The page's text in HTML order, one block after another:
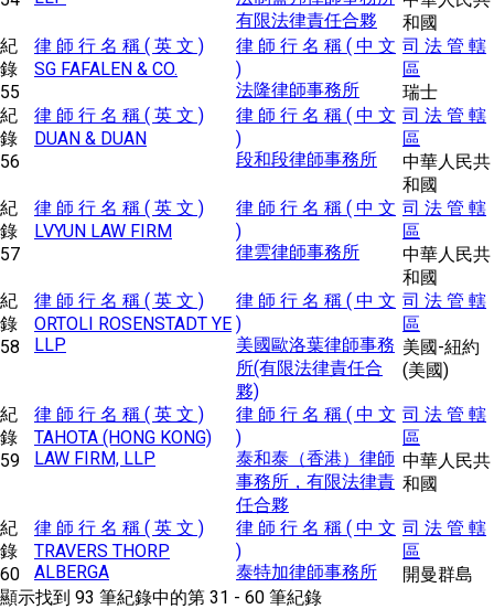
有限法律責任合夥
和國
紀
錄
55
律 師 行 名 稱 ( 英 文 )
SG FAFALEN & CO.
律 師 行 名 稱 ( 中 文
)
法隆律師事務所
司 法 管 轄
區
瑞士
紀
錄
56
律 師 行 名 稱 ( 英 文 )
DUAN & DUAN
律 師 行 名 稱 ( 中 文
)
段和段律師事務所
司 法 管 轄
區
中華人民共
和國
紀
錄
57
律 師 行 名 稱 ( 英 文 )
LVYUN LAW FIRM
律 師 行 名 稱 ( 中 文
)
律雲律師事務所
司 法 管 轄
區
中華人民共
和國
紀
錄
58
律 師 行 名 稱 ( 英 文 )
ORTOLI ROSENSTADT YE
LLP
律 師 行 名 稱 ( 中 文
)
美國歐洛葉律師事務
所(有限法律責任合
夥)
司 法 管 轄
區
美國-紐約
(美國)
紀
錄
59
律 師 行 名 稱 ( 英 文 )
TAHOTA (HONG KONG)
LAW FIRM, LLP
律 師 行 名 稱 ( 中 文
)
泰和泰（香港）律師
事務所，有限法律責
任合夥
司 法 管 轄
區
中華人民共
和國
紀
錄
60
律 師 行 名 稱 ( 英 文 )
TRAVERS THORP
ALBERGA
律 師 行 名 稱 ( 中 文
)
泰特加律師事務所
司 法 管 轄
區
開曼群島
顯示找到 93 筆紀錄中的第 31 - 60 筆紀錄